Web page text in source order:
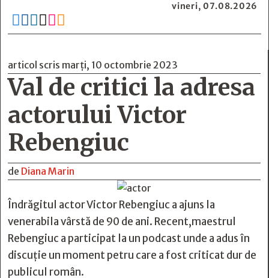
vineri, 07.08.2026
     
articol scris marți, 10 octombrie 2023
Val de critici la adresa
actorului Victor
Rebengiuc
de Diana Marin
Îndrăgitul actor Victor Rebengiuc a ajuns la
venerabila vârstă de 90 de ani. Recent,maestrul
Rebengiuc a participat la un podcast unde a adus în
discuție un moment petru care a fost criticat dur de
publicul român.